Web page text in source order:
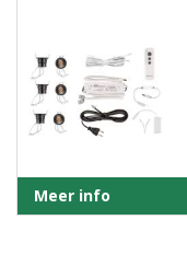
Meer info